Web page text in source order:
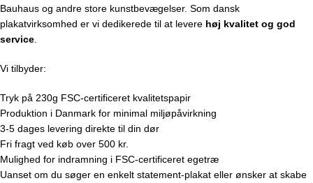
Bauhaus og andre store kunstbevægelser. Som dansk
plakatvirksomhed er vi dedikerede til at levere høj kvalitet og god
service
Vi tilbyder:
Tryk på 230g FSC-certificeret kvalitetspapir
Produktion i Danmark for minimal miljøpåvirkning
3-5 dages levering direkte til din dør
Fri fragt ved køb over 500 kr.
Mulighed for indramning i FSC-certificeret egetræ
Uanset om du søger en enkelt statement-plakat eller ønsker at skabe